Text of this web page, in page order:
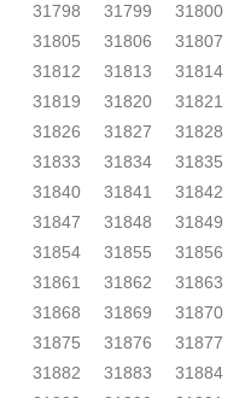
31798
31799 31800
31805
31806 31807
31812
31813 31814
31819
31820 31821
31826
31827 31828
31833
31834 31835
31840
31841 31842
31847
31848 31849
31854
31855 31856
31861
31862 31863
31868
31869 31870
31875
31876 31877
31882
31883 31884